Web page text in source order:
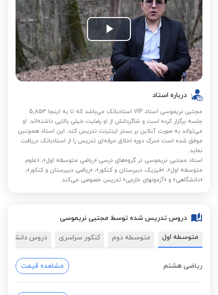
برترین استاد در گروه ریاضی دبیرستان و کنکور در فصل زمستان 1399
برترین استاد در گروه فیزیک دبیرستان و کنکور در فصل زمستان 1399
برترین استاد در گروه ریاضی دبیرستان و کنکور در فصل پاییز 1399
برترین استاد در گروه فیزیک دبیرستان و کنکور در فصل پاییز 1399
برترین استاد در گروه ریاضی دبیرستان و کنکور در فصل تابستان 1399
برترین استاد در گروه فیزیک دبیرستان و کنکور در فصل تابستان 1399
برترین استاد در گروه ریاضی دبیرستان و کنکور در فصل بهار 1399
Play
Video
درباره استاد
مجتبی نریموسی استاد VIP استادبانک می‌باشد که تا به اینجا 5,853
جلسه برگزار کرده است و شاگردانش از او رضایت خیلی بالایی داشته‌اند. او
می‌تواند به صورت آنلاین بر بستر اینترنت تدریس کند. این استاد همچنین
موفق شده است مدرک دوره اخلاق حرفه‌ای تدریس را از استادبانک دریافت
نماید.
استاد مجتبی نریموسی در گروه‌های درسی «ریاضی متوسطه اول»، «علوم
متوسطه اول»، «فیزیک دبیرستان و کنکور»، «ریاضی دبیرستان و کنکور»،
«دانشگاهی» و «آزمونهای خارجی» تدریس خصوصی می‌کند.
دروس تدریس شده توسط مجتبی نریموسی
متوسطه اول متوسطه دوم کنکور سراسری دروس
ریاضی هشتم مشاهده قیمت